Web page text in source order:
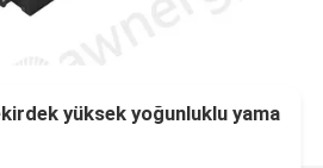
yüksek yoğunluklu yama